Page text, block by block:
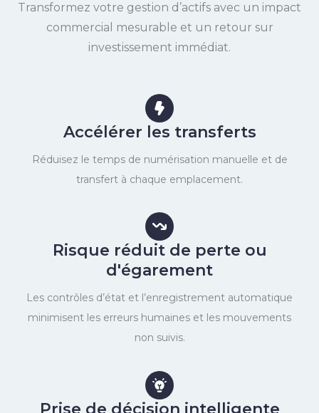
Transformez votre gestion d’actifs avec un impact
commercial mesurable et un retour sur
investissement immédiat.
Accélérer les transferts
Réduisez le temps de numérisation manuelle et de
transfert à chaque emplacement.
Risque réduit de perte ou
d'égarement
Les contrôles d’état et l’enregistrement automatique
minimisent les erreurs humaines et les mouvements
non suivis.
Prise de décision intelligente